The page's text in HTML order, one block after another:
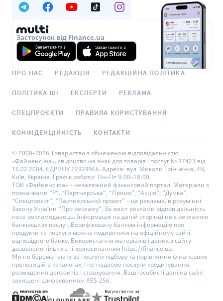
Застосунок від Finance.ua
ПРО НАС РЕДАКЦІЯ РЕДАКЦІЙНА ПОЛІТИКА
ПОЛІТИКА ШІ ЕКСПЕРТИ РЕКЛАМА
СПЕЦПРОЄКТИ ПРАВИЛА КОРИСТУВАННЯ
КОНФІДЕНЦІЙНІСТЬ КОНТАКТИ
© 2000–2026 Товариство з обмеженою відповідальністю
«Файненс.юа», свідоцтво на знак для товарів і послуг № 37423 від
16.02.2004, ЄДРПОУ 22929966. Адреса: вул. Миколи Грінченка, 4В,
Київ, Україна. Графік роботи: Пн–Пт 9:00–18:00.
ТОВ «Файненс.юа» – незалежний фінансовий портал. Матеріали з
позначками “Р”, “Партнерська”, “Промо”, “Акція”, “Думка”,
“Спецпроєкт”, “Партнерський проєкт” – це реклама, в розумінні
Закону України “Про рекламу”. За зміст реклами відповідальність
несе рекламодавець. Інформація на даній сторінці не є рекламою
банківських послуг. Верифіковану банком інформацію про
продукти та послуги можна подивитися на офіційному сайті
відповідного банку. Використання матеріалів і даних з сайту
дозволено тільки з гіперпосиланням https://finance.ua.
Ми не беремо плату за послуги підбору та порівняння фінансових
пропозицій в каталогах, і не надаємо послуги кредитування,
розміщення депозитів і страхування. Ваші особисті дані на сайті
захищені шифруванням AES-256.